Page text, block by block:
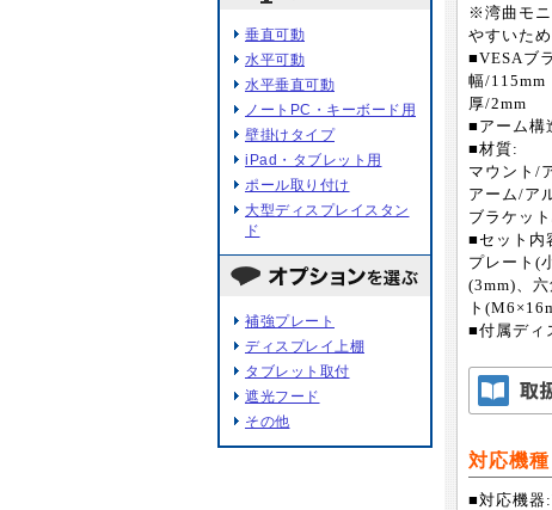
垂直可動
水平可動
水平垂直可動
ノートPC・キーボード用
壁掛けタイプ
iPad・タブレット用
ポール取り付け
大型ディスプレイスタン
ド
補強プレート
ディスプレイ上棚
タブレット取付
遮光フード
その他
※湾曲モニ
やすいた
■VESAブ
幅/115mm
厚/2mm
■アーム構
■材質:
マウント/
アーム/ア
ブラケッ
■セット内
プレート(
(3mm)、
ト
■付属ディ
対応機種
■対応機器